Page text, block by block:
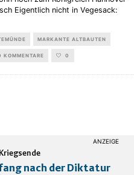
Eigentlich nicht in Vegesack:
MARKANTE ALTBAUTEN
KOMMENTARE 0
nach der Diktatur